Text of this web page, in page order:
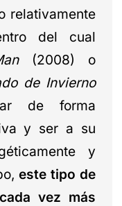
relativamente
del cual
(2008)
o
de Invierno
de forma
y ser a su
y
este tipo de
vez más